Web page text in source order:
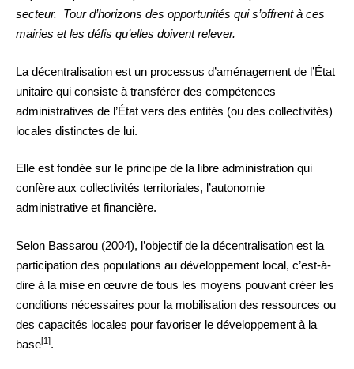
secteur. Tour d’horizons des opportunités qui s’offrent à ces
mairies et les défis qu’elles doivent relever.
La décentralisation est un processus d’aménagement de l’État
unitaire qui consiste à transférer des compétences
administratives de l’État vers des entités (ou des collectivités)
locales distinctes de lui.
Elle est fondée sur le principe de la libre administration qui
confère aux collectivités territoriales, l’autonomie
administrative et financière.
Selon Bassarou (2004), l’objectif de la décentralisation est la
participation des populations au développement local, c’est-à-
dire à la mise en œuvre de tous les moyens pouvant créer les
conditions nécessaires pour la mobilisation des ressources ou
des capacités locales pour favoriser le développement à la
base[1].